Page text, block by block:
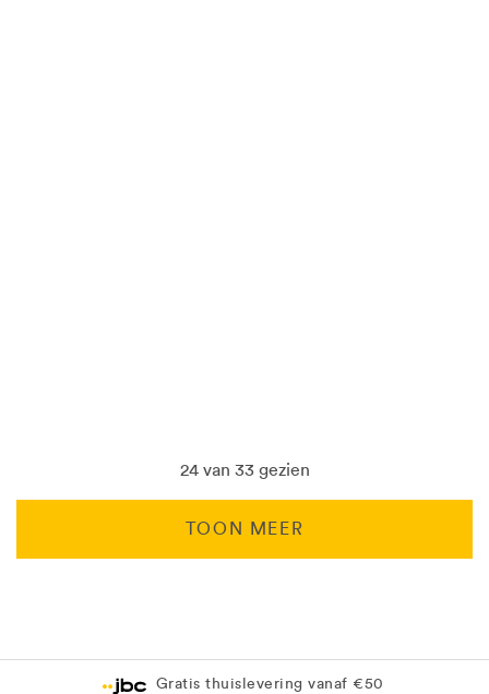
24 van 33 gezien
TOON MEER
Levering in 1 pakket
Gratis levering in JBC-winkel